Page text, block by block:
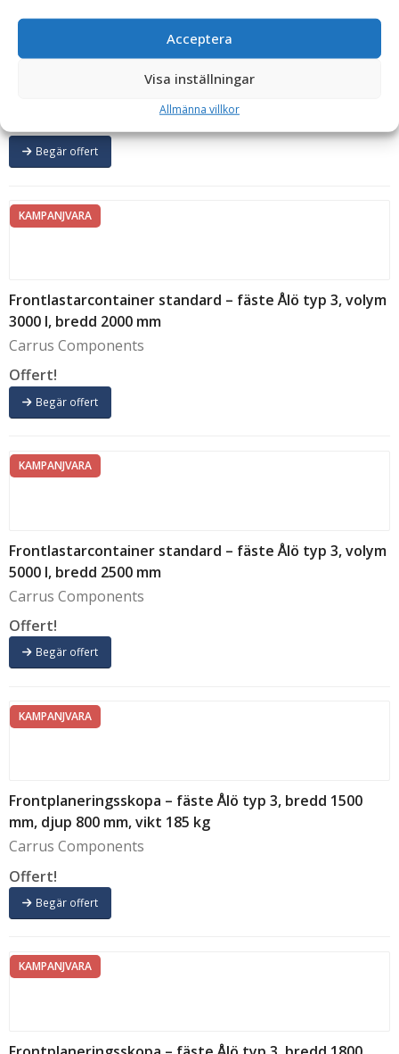
Acceptera
Visa inställningar
Allmänna villkor
Frontlastarcontainer standard – fäste Ålö typ 3, volym
2000 l, bredd 2000 mm
Begär offert
KAMPANJVARA
Frontlastarcontainer standard – fäste Ålö typ 3, volym
3000 l, bredd 2000 mm
Carrus Components
Offert!
Begär offert
KAMPANJVARA
Frontlastarcontainer standard – fäste Ålö typ 3, volym
5000 l, bredd 2500 mm
Carrus Components
Offert!
Begär offert
KAMPANJVARA
Frontplaneringsskopa – fäste Ålö typ 3, bredd 1500
mm, djup 800 mm, vikt 185 kg
Carrus Components
Offert!
Begär offert
KAMPANJVARA